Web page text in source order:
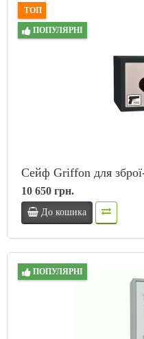
ТОП
ПОПУЛЯРНІ
Сейф Griffon для
10 650 грн.
До кошика
ПОПУЛЯРНІ